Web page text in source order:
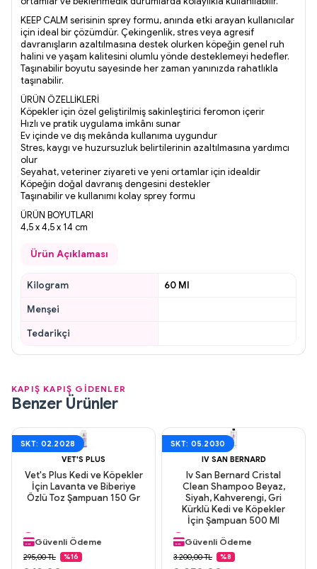
KEEP CALM serisinin sprey formu, anında etki arayan kullanıcılar
için ideal bir çözümdür. Çekingenlik, stres veya agresif
davranışların azaltılmasına destek olurken köpeğin genel ruh
halini ve yaşam kalitesini olumlu yönde desteklemeyi hedefler.
Taşınabilir boyutu sayesinde her zaman yanınızda rahatlıkla
taşınabilir.
ÜRÜN ÖZELLİKLERİ
Köpekler için özel geliştirilmiş sakinleştirici feromon içerir
Hızlı ve pratik uygulama imkânı sunar
Ev içinde ve dış mekânda kullanıma uygundur
Stres, kaygı ve huzursuzluk belirtilerinin azaltılmasına yardımcı
olur
Seyahat, veteriner ziyareti ve yeni ortamlar için idealdir
Köpeğin doğal davranış dengesini destekler
Taşınabilir ve kullanımı kolay sprey formu
ÜRÜN BOYUTLARI
4,5 x 4,5 x 14 cm
Ürün Açıklaması
Kilogram
60 Ml
Menşei
Tedarikçi
KAPIŞ KAPIŞ GİDENLER
Benzer Ürünler
SKT: 02.2028
VET'S PLUS
Vet's Plus Kedi ve Köpekler
İçin Lavanta ve Biberiye
Özlü Toz Şampuan 150 Gr
Güvenli Ödeme
Aynı Gün Kargo
295,00 TL %16
SKT: 05.2030
IV SAN BERNARD
Iv San Bernard Cristal
Clean Shampoo Beyaz,
Siyah, Kahverengi, Gri
Kürklü Kedi ve Köpekler
İçin Şampuan 500 Ml
Aynı Gün Kargo
Orijinal Ürün
Güvenli Ödeme
Aynı Gün Kargo
3.200,00 TL %8